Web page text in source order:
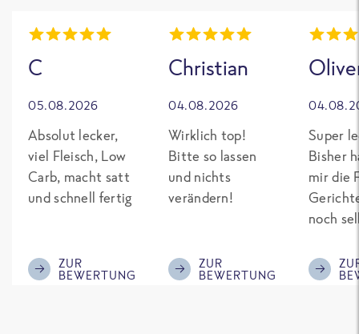
C
05.08.2026
Absolut lecker,
viel Fleisch, Low
Carb, macht satt
und schnell fertig
ZUR
BEWERTUNG
Christian
04.08.2026
Wirklich top!
Bitte so lassen
und nichts
verändern!
ZUR
BEWERTUNG
Super
Bisher
mir die
noch
Eiweiß.
was